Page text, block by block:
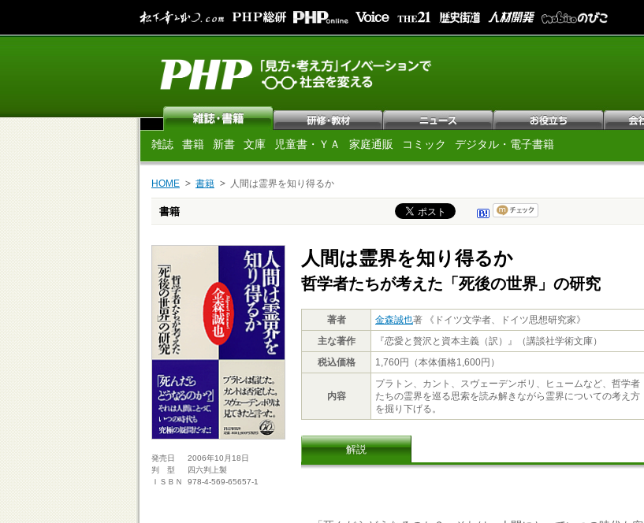
雑誌 書籍 新書 文庫 児童書・ＹＡ 家庭通販 コミック デジタル・電子書籍
HOME 書籍 人間は霊界を知り得るか
書籍
発売日
2006年10月18日
判 型
四六判上製
ＩＳＢＮ
978-4-569-65657-1
人間は霊界を知り得るか
哲学者たちが考えた「死後の世界」の研究
著者 金森誠也著 《ドイツ文学者、ドイツ思想研究家》
主な著作
『恋愛と贅沢と資本主義（訳）』（講談社学術文庫）
税込価格
1,760円（本体価格1,600円）
内容
プラトン、カント、スヴェーデンボリ、ヒュームなど、哲学者
たちの霊界を巡る思索を読み解きながら霊界についての考え方
を掘り下げる。
解説